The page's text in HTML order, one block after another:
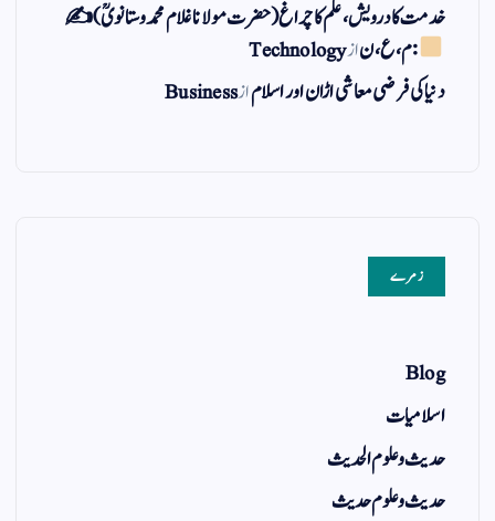
خدمت کا درویش، علم کا چراغ(حضرت مولانا غلام محمد وستانویؒ)✍
: م ، ع ، نازTechnology
دنیا کی فرضی معاشی اڑان اور اسلامازBusiness
زمرے
Blog
اسلامیات
حدیث و علوم الحدیث
حدیث و علوم حدیث